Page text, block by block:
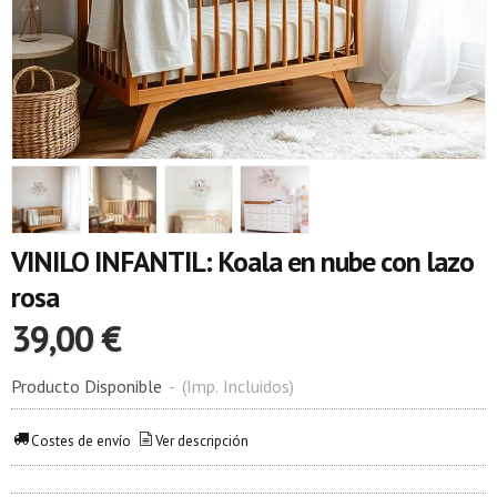
VINILO INFANTIL: Koala en nube con lazo
rosa
39,00 €
Producto Disponible - (Imp. Incluidos)
Costes de envío Ver descripción